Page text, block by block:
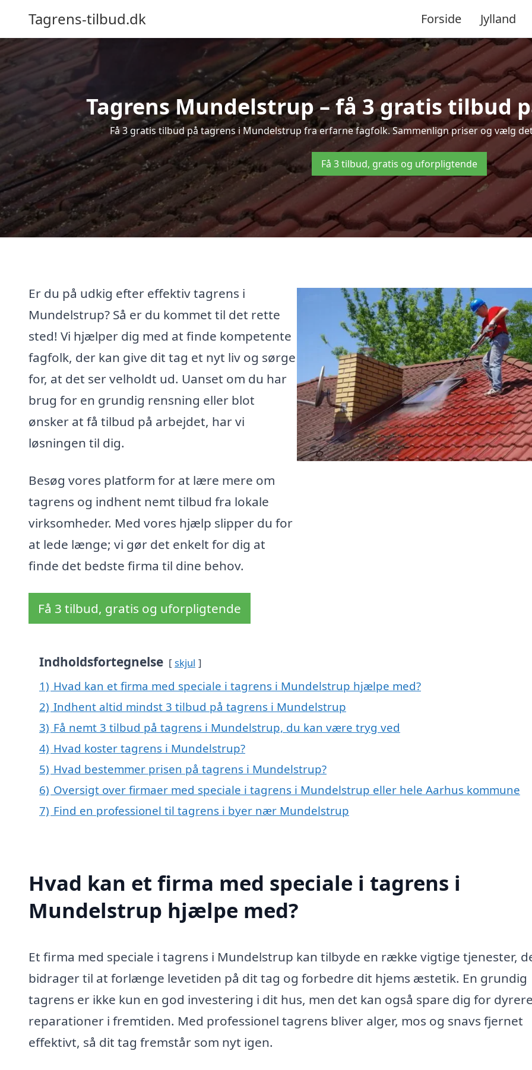
Tagrens-tilbud.dk Forside Jylland
Tagrens Mundelstrup – få 3 gratis tilbud
Få 3 gratis tilbud på tagrens i Mundelstrup fra erfarne fagfolk. Sammenlign priser og vælg
Få 3 tilbud, gratis og uforpligtende
Er du på udkig efter effektiv tagrens i
Mundelstrup? Så er du kommet til det rette
sted! Vi hjælper dig med at finde kompetente
fagfolk, der kan give dit tag et nyt liv og sørge
for, at det ser velholdt ud. Uanset om du har
brug for en grundig rensning eller blot
ønsker at få tilbud på arbejdet, har vi
løsningen til dig.
Besøg vores platform for at lære mere om
tagrens og indhent nemt tilbud fra lokale
virksomheder. Med vores hjælp slipper du for
at lede længe; vi gør det enkelt for dig at
finde det bedste firma til dine behov.
Få 3 tilbud, gratis og uforpligtende
Indholdsfortegnelse skjul
1) Hvad kan et firma med speciale i tagrens i Mundelstrup hjælpe med?
2) Indhent altid mindst 3 tilbud på tagrens i Mundelstrup
3) Få nemt 3 tilbud på tagrens i Mundelstrup, du kan være tryg ved
4) Hvad koster tagrens i Mundelstrup?
5) Hvad bestemmer prisen på tagrens i Mundelstrup?
6) Oversigt over firmaer med speciale i tagrens i Mundelstrup eller hele Aarhus kommune
7) Find en professionel til tagrens i byer nær Mundelstrup
Hvad kan et firma med speciale i tagrens i
Mundelstrup hjælpe med?
Et firma med speciale i tagrens i Mundelstrup kan tilbyde en række vigtige tjenester,
bidrager til at forlænge levetiden på dit tag og forbedre dit hjems æstetik. En grundig
tagrens er ikke kun en god investering i dit hus, men det kan også spare dig for
reparationer i fremtiden. Med professionel tagrens bliver alger, mos og snavs fjernet
effektivt, så dit tag fremstår som nyt igen.